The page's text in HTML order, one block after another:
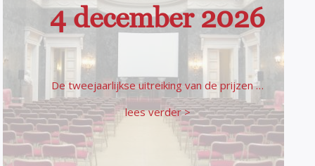
4 december 2026
De tweejaarlijkse uitreiking van de prijzen …
lees verder >